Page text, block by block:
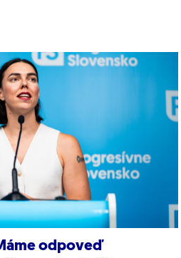
Dnes hnutie prinieslo
odpoveď